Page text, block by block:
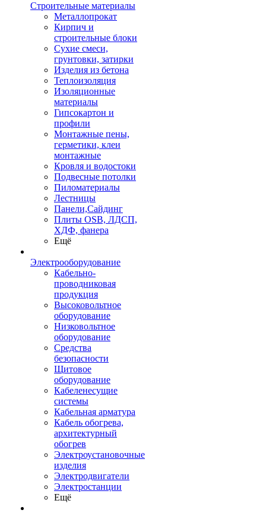
Строительные материалы
Металлопрокат
Кирпич и
строительные блоки
Сухие смеси,
грунтовки, затирки
Изделия из бетона
Теплоизоляция
Изоляционные
материалы
Гипсокартон и
профили
Монтажные пены,
герметики, клеи
монтажные
Кровля и водостоки
Подвесные потолки
Пиломатериалы
Лестницы
Панели,Сайдинг
Плиты OSB, ЛДСП,
ХДФ, фанера
Ещё
Электрооборудование
Кабельно-
проводниковая
продукция
Высоковольтное
оборудование
Низковольтное
оборудование
Средства
безопасности
Щитовое
оборудование
Кабеленесущие
системы
Кабельная арматура
Кабель обогрева,
архитектурный
обогрев
Электроустановочные
изделия
Электродвигатели
Электростанции
Ещё